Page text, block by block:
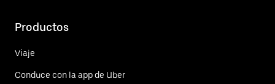
Productos
Viaje
Conduce con la app de Uber